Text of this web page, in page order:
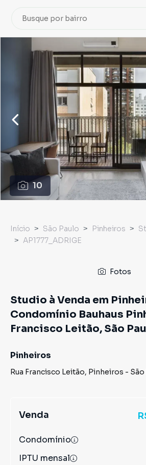
10
Início São Paulo Pinheiros
AP1777_ADRIGE
Fotos
Studio à Venda em
Condomínio Bauhaus
Francisco Leitão, São
Pinheiros
Rua Francisco Leitão, Pinheiros - São
Venda
Condomínio
IPTU mensal